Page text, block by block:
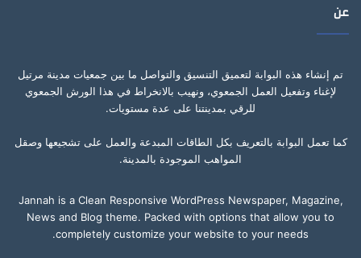
عن
تم إنشاء هذه البوابة لتعميق التنسيق والتواصل ما بين جمعيات مدينة مرتيل
لإغناء وتفعيل العمل الجمعوي، ونهيب بالانخراط في هذا الورش الجمعوي
للرقي بمدينتنا على عدة مستويات.
كما تعمل البوابة بالتعريف بكل الطاقات المبدعة والعمل على تشجيعها وصقل
المواهب الموجودة بالمدينة.
Jannah is a Clean Responsive WordPress Newspaper, Magazine,
News and Blog theme. Packed with options that allow you to
completely customize your website to your needs.